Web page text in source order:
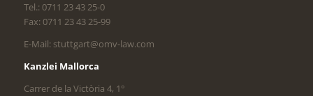
Tel.: 0711 23 43 25-0
Fax: 0711 23 43 25-99
E-Mail: stuttgart@omv-law.com
Kanzlei Mallorca
Carrer de la Victòria 4, 1°